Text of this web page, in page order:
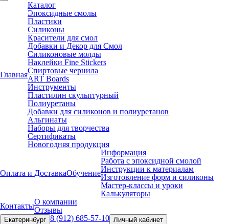
Главная
Каталог
Эпоксидные смолы
Пластики
Силиконы
Красители для смол
Добавки и Декор для Смол
Силиконовые молды
Наклейки Fine Stickers
Спиртовые чернила
ART Boards
Инструменты
Пластилин скульптурный
Полиуретаны
Добавки для силиконов и полиуретанов
Альгинаты
Наборы для творчества
Сертификаты
Новогодняя продукция
Оплата и ДоставкаОбучение
Информация
Работа с эпоксидной смолой
Инструкции к материалам
Изготовление форм и силиконы
Мастер-классы и уроки
Калькуляторы
КонтактыО компании
Отзывы
Екатеринбург 8 (912) 685-57-10 Личный кабинет